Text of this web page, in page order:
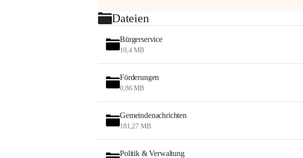
Dateien
Bürgerservice
10,4 MB
Förderungen
0,86 MB
Gemeindenachrichten
181,27 MB
Politik & Verwaltung